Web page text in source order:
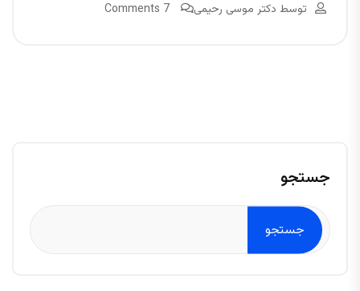
توسط دکتر موسی رحیمی 7 Comments
جستجو
جستجو